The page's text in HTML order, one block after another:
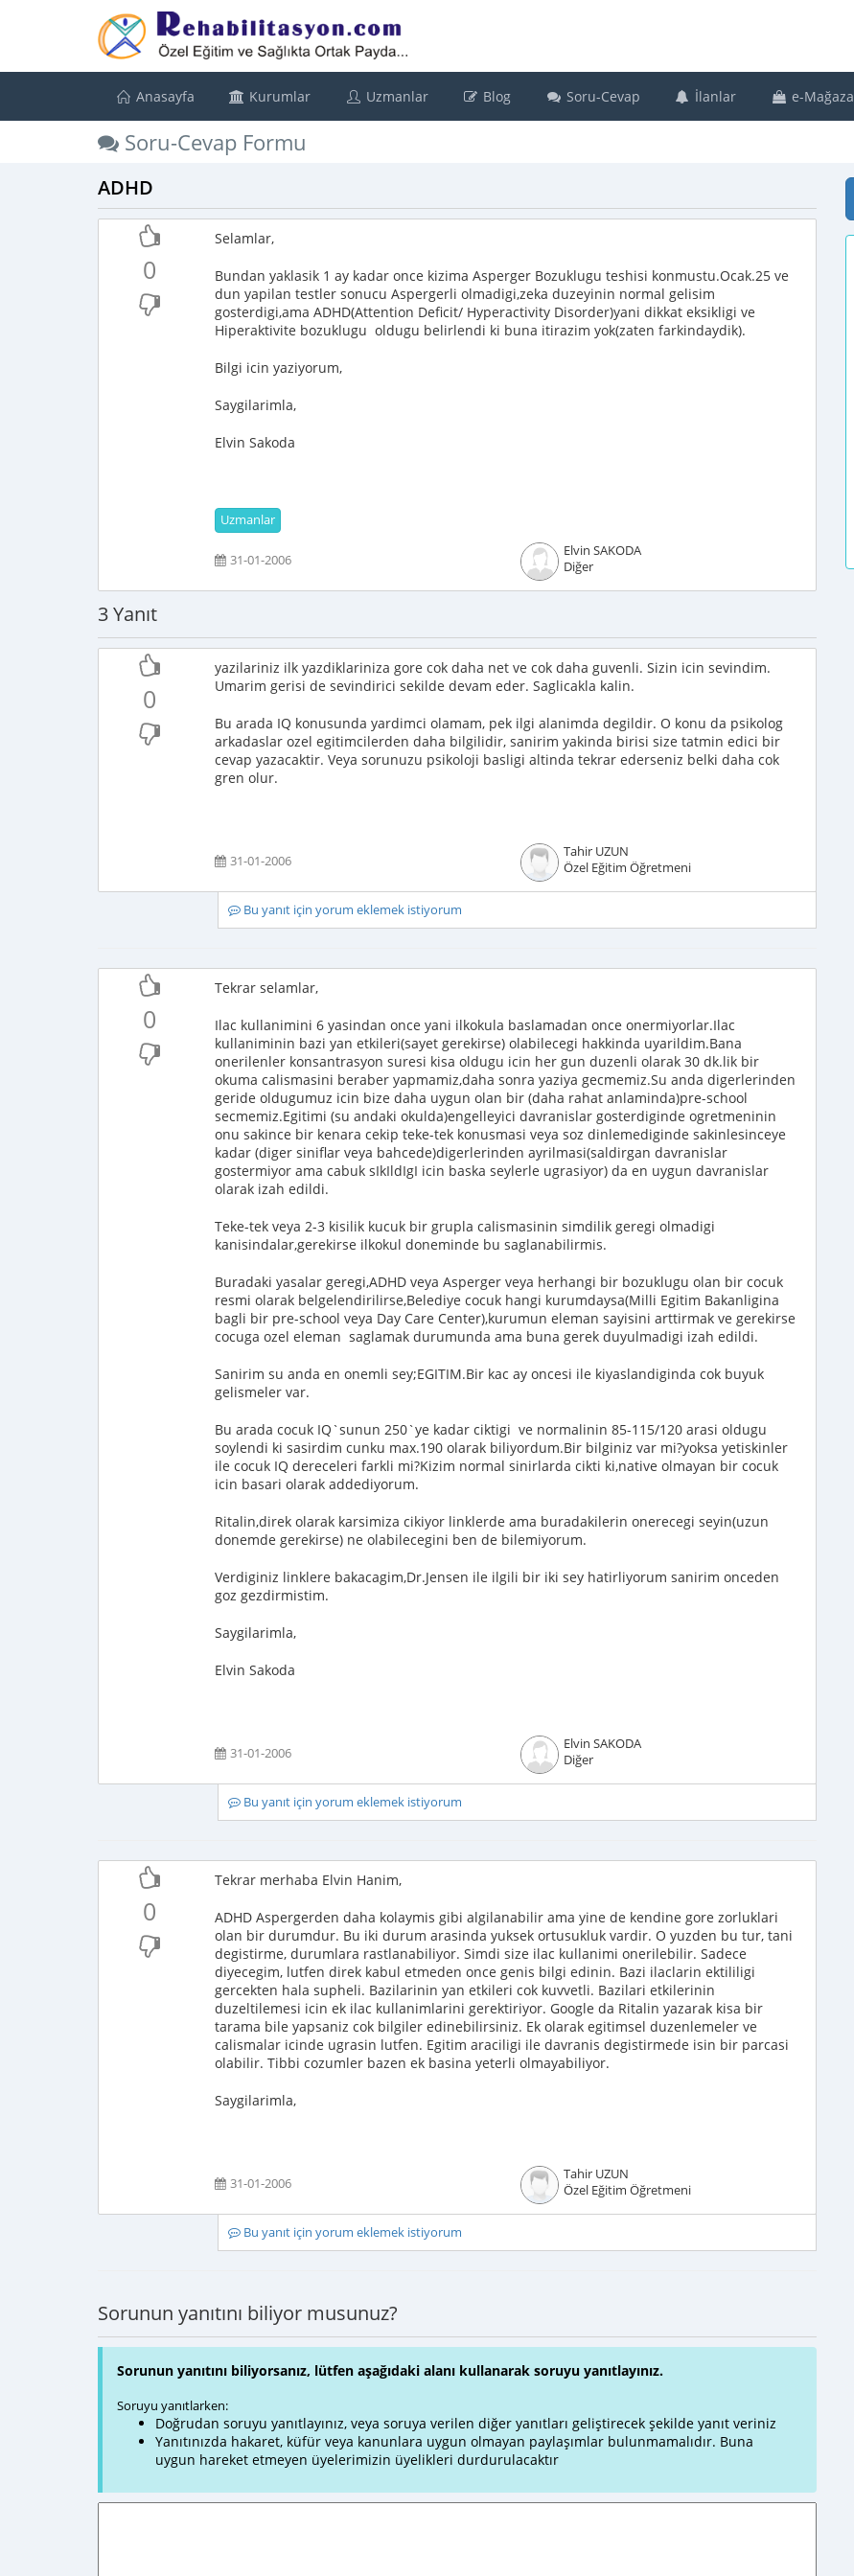
Anasayfa Kurumlar Uzmanlar Blog Soru-Cevap İlanlar e-Mağaza
Soru-Cevap Formu
ADHD
0
Selamlar,
Bundan yaklasik 1 ay kadar once kizima Asperger Bozuklugu teshisi konmustu.Ocak.25 ve
dun yapilan testler sonucu Aspergerli olmadigi,zeka duzeyinin normal gelisim
gosterdigi,ama ADHD(Attention Deficit/ Hyperactivity Disorder)yani dikkat eksikligi ve
Hiperaktivite bozuklugu oldugu belirlendi ki buna itirazim yok(zaten farkindaydik).
Bilgi icin yaziyorum,
Saygilarimla,
Elvin Sakoda
Uzmanlar
31-01-2006
Elvin SAKODA
Diğer
3 Yanıt
0
yazilariniz ilk yazdiklariniza gore cok daha net ve cok daha guvenli. Sizin icin sevindim.
Umarim gerisi de sevindirici sekilde devam eder. Saglicakla kalin.
Bu arada IQ konusunda yardimci olamam, pek ilgi alanimda degildir. O konu da psikolog
arkadaslar ozel egitimcilerden daha bilgilidir, sanirim yakinda birisi size tatmin edici bir
cevap yazacaktir. Veya sorunuzu psikoloji basligi altinda tekrar ederseniz belki daha cok
gren olur.
31-01-2006
Tahir UZUN
Özel Eğitim Öğretmeni
Bu yanıt için yorum eklemek istiyorum
0
Tekrar selamlar,
Ilac kullanimini 6 yasindan once yani ilkokula baslamadan once onermiyorlar.Ilac
kullaniminin bazi yan etkileri(sayet gerekirse) olabilecegi hakkinda uyarildim.Bana
onerilenler konsantrasyon suresi kisa oldugu icin her gun duzenli olarak 30 dk.lik bir
okuma calismasini beraber yapmamiz,daha sonra yaziya gecmemiz.Su anda digerlerinden
geride oldugumuz icin bize daha uygun olan bir (daha rahat anlaminda)pre-school
secmemiz.Egitimi (su andaki okulda)engelleyici davranislar gosterdiginde ogretmeninin
onu sakince bir kenara cekip teke-tek konusmasi veya soz dinlemediginde sakinlesinceye
kadar (diger siniflar veya bahcede)digerlerinden ayrilmasi(saldirgan davranislar
gostermiyor ama cabuk sIkIldIgI icin baska seylerle ugrasiyor) da en uygun davranislar
olarak izah edildi.
Teke-tek veya 2-3 kisilik kucuk bir grupla calismasinin simdilik geregi olmadigi
kanisindalar,gerekirse ilkokul doneminde bu saglanabilirmis.
Buradaki yasalar geregi,ADHD veya Asperger veya herhangi bir bozuklugu olan bir cocuk
resmi olarak belgelendirilirse,Belediye cocuk hangi kurumdaysa(Milli Egitim Bakanligina
bagli bir pre-school veya Day Care Center),kurumun eleman sayisini arttirmak ve gerekirse
cocuga ozel eleman saglamak durumunda ama buna gerek duyulmadigi izah edildi.
Sanirim su anda en onemli sey;EGITIM.Bir kac ay oncesi ile kiyaslandiginda cok buyuk
gelismeler var.
Bu arada cocuk IQ`sunun 250`ye kadar ciktigi ve normalinin 85-115/120 arasi oldugu
soylendi ki sasirdim cunku max.190 olarak biliyordum.Bir bilginiz var mi?yoksa yetiskinler
ile cocuk IQ dereceleri farkli mi?Kizim normal sinirlarda cikti ki,native olmayan bir cocuk
icin basari olarak addediyorum.
Ritalin,direk olarak karsimiza cikiyor linklerde ama buradakilerin onerecegi seyin(uzun
donemde gerekirse) ne olabilecegini ben de bilemiyorum.
Verdiginiz linklere bakacagim,Dr.Jensen ile ilgili bir iki sey hatirliyorum sanirim onceden
goz gezdirmistim.
Saygilarimla,
Elvin Sakoda
31-01-2006
Elvin SAKODA
Diğer
Bu yanıt için yorum eklemek istiyorum
0
Tekrar merhaba Elvin Hanim,
ADHD Aspergerden daha kolaymis gibi algilanabilir ama yine de kendine gore zorluklari
olan bir durumdur. Bu iki durum arasinda yuksek ortusukluk vardir. O yuzden bu tur, tani
degistirme, durumlara rastlanabiliyor. Simdi size ilac kullanimi onerilebilir. Sadece
diyecegim, lutfen direk kabul etmeden once genis bilgi edinin. Bazi ilaclarin ektililigi
gercekten hala supheli. Bazilarinin yan etkileri cok kuvvetli. Bazilari etkilerinin
duzeltilemesi icin ek ilac kullanimlarini gerektiriyor. Google da Ritalin yazarak kisa bir
tarama bile yapsaniz cok bilgiler edinebilirsiniz. Ek olarak egitimsel duzenlemeler ve
calismalar icinde ugrasin lutfen. Egitim araciligi ile davranis degistirmede isin bir parcasi
olabilir. Tibbi cozumler bazen ek basina yeterli olmayabiliyor.
Saygilarimla,
31-01-2006
Tahir UZUN
Özel Eğitim Öğretmeni
Bu yanıt için yorum eklemek istiyorum
Sorunun yanıtını biliyor musunuz?
Sorunun yanıtını biliyorsanız, lütfen aşağıdaki alanı kullanarak soruyu yanıtlayınız.
Soruyu yanıtlarken:
Doğrudan soruyu yanıtlayınız, veya soruya verilen diğer yanıtları geliştirecek şekilde yanıt veriniz
Yanıtınızda hakaret, küfür veya kanunlara uygun olmayan paylaşımlar bulunmamalıdır. Buna
uygun hareket etmeyen üyelerimizin üyelikleri durdurulacaktır